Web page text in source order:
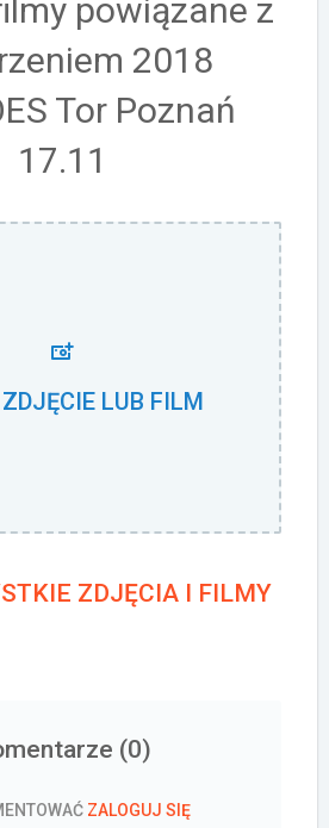
powiązane z
2018
Tor Poznań
17.11
LUB FILM
ZDJĘCIA I FILMY
(0)
ZALOGUJ SIĘ